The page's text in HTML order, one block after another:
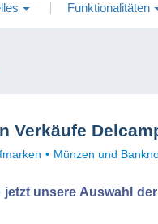
Funktionalitäten
Verkäufe
Münzen und
jetzt unsere Auswahl